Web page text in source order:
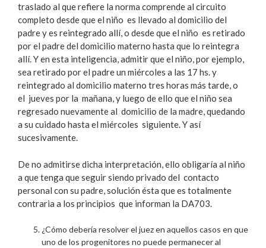
traslado al que refiere la norma comprende al circuito
completo desde que el niño es llevado al domicilio del
padre y es reintegrado allí, o desde que el niño es retirado
por el padre del domicilio materno hasta que lo reintegra
allí. Y en esta inteligencia, admitir que el niño, por ejemplo,
sea retirado por el padre un miércoles a las 17 hs. y
reintegrado al domicilio materno tres horas más tarde, o
el jueves por la mañana, y luego de ello que el niño sea
regresado nuevamente al domicilio de la madre, quedando
a su cuidado hasta el miércoles siguiente. Y así
sucesivamente.
De no admitirse dicha interpretación, ello obligaría al niño
a que tenga que seguir siendo privado del contacto
personal con su padre, solución ésta que es totalmente
contraria a los principios que informan la DA703.
¿Cómo debería resolver el juez en aquellos casos en que
uno de los progenitores no puede permanecer al